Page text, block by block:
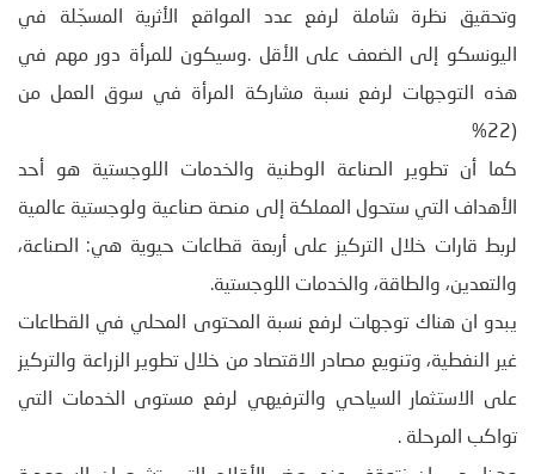
وتحقيق نظرة شاملة لرفع عدد المواقع الأثرية المسجّلة في
اليونسكو إلى الضعف على الأقل .وسيكون للمرأة دور مهم في
هذه التوجهات لرفع نسبة مشاركة المرأة في سوق العمل من
(22%
كما أن تطوير الصناعة الوطنية والخدمات اللوجستية هو أحد
الأهداف التي ستحول المملكة إلى منصة صناعية ولوجستية عالمية
لربط قارات خلال التركيز على أربعة قطاعات حيوية هي: الصناعة،
والتعدين، والطاقة، والخدمات اللوجستية.
يبدو ان هناك توجهات لرفع نسبة المحتوى المحلي في القطاعات
غير النفطية، وتنويع مصادر الاقتصاد من خلال تطوير الزراعة والتركيز
على الاستثمار السياحي والترفيهي لرفع مستوى الخدمات التي
تواكب المرحلة .